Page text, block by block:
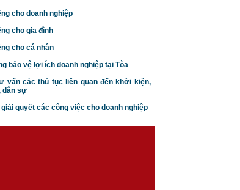
sở hữu công nghiệp
Điều kiện để doanh nghiệp
cho doanh nghiệp
cho gia đình
cho cá nhân
bảo vệ lợi ích doanh nghiệp tại Tòa
vấn các thủ tục liên quan đến khởi kiện,
dân sự
quyết các công việc cho doanh nghiệp